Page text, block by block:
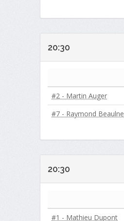
20:30
#2 - Martin Auger
#7 - Raymond Beaulne
20:30
#1 - Mathieu Dupont